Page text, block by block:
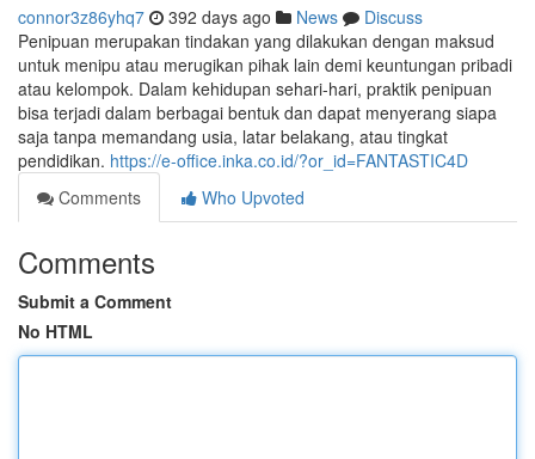
connor3z86yhq7 392 days ago News
Discuss
Penipuan merupakan tindakan yang dilakukan dengan maksud
untuk menipu atau merugikan pihak lain demi keuntungan pribadi
atau kelompok. Dalam kehidupan sehari-hari, praktik penipuan
bisa terjadi dalam berbagai bentuk dan dapat menyerang siapa
saja tanpa memandang usia, latar belakang, atau tingkat
pendidikan. https://e-office.inka.co.id/?or_id=FANTASTIC4D
Comments
Who Upvoted
Comments
Submit a Comment
No HTML